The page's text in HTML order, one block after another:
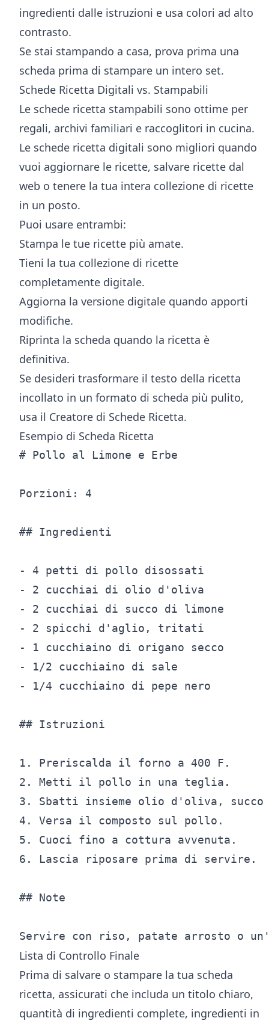
ingredienti dalle istruzioni e usa colori ad alto
contrasto.
Se stai stampando a casa, prova prima una
scheda prima di stampare un intero set.
Schede Ricetta Digitali vs. Stampabili
Le schede ricetta stampabili sono ottime per
regali, archivi familiari e raccoglitori in cucina.
Le schede ricetta digitali sono migliori quando
vuoi aggiornare le ricette, salvare ricette dal
web o tenere la tua intera collezione di ricette
in un posto.
Puoi usare entrambi:
Stampa le tue ricette più amate.
Tieni la tua collezione di ricette
completamente digitale.
Aggiorna la versione digitale quando apporti
modifiche.
Riprinta la scheda quando la ricetta è
definitiva.
Se desideri trasformare il testo della ricetta
incollato in un formato di scheda più pulito,
usa il Creatore di Schede Ricetta.
Esempio di Scheda Ricetta
# Pollo al Limone e Erbe
Porzioni: 4
## Ingredienti
- 4 petti di pollo disossati
- 2 cucchiai di olio d'oliva
- 2 cucchiai di succo di limone
- 2 spicchi d'aglio, tritati
- 1 cucchiaino di origano secco
- 1/2 cucchiaino di sale
- 1/4 cucchiaino di pepe nero
## Istruzioni
1. Preriscalda il forno a 400 F.
2. Metti il pollo in una teglia.
3. Sbatti insieme olio d'oliva,
4. Versa il composto sul pollo.
5. Cuoci fino a cottura avvenuta.
6. Lascia riposare prima di servire.
## Note
Lista di Controllo Finale
Prima di salvare o stampare la tua scheda
ricetta, assicurati che includa un titolo chiaro,
quantità di ingredienti complete, ingredienti in